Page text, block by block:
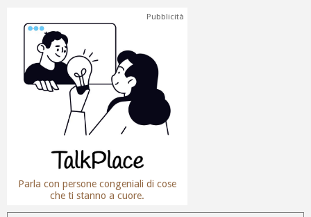
Pubblicità
Parla con persone congeniali di cose
che ti stanno a cuore.